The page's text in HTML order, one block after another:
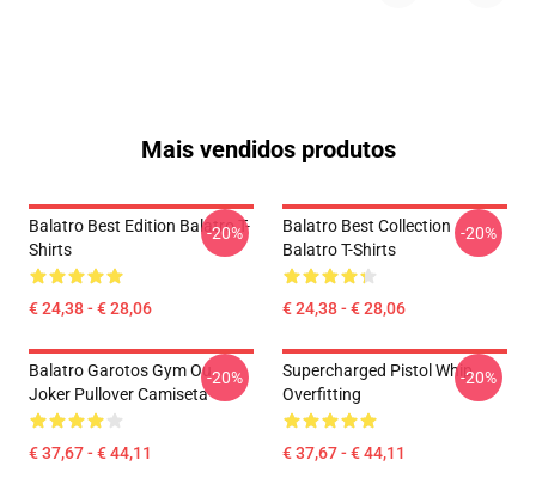
Mais vendidos produtos
Balatro Best Edition Balatro T-
Shirts
€ 24,38 - € 28,06
-20%
Balatro Best Collection
Balatro T-Shirts
€ 24,38 - € 28,06
-20%
Balatro Garotos Gym Ou
Joker Pullover Camiseta
€ 37,67 - € 44,11
-20%
Supercharged Pistol Whip
Overfitting
€ 37,67 - € 44,11
-20%